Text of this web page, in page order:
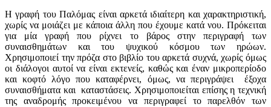
Η γραφή του Παλόμας είναι αρκετά ιδιαίτερη και χαρακτηριστική,
χωρίς να μοιάζει με κάποια άλλη που έχουμε κατά νου. Πρόκειται
για μία γραφή που ρίχνει το βάρος στην περιγραφή των
συναισθημάτων και του ψυχικού κόσμου των ηρώων.
Χρησιμοποιεί την πρόζα στο βιβλίο του αρκετά συχνά, χωρίς όμως
οι διάλογοι αυτοί να είναι εκτενείς, καθώς και έναν μικροπερίοδο
και κοφτό λόγο που καταφέρνει, όμως, να περιγράψει έξοχα
συναισθήματα και καταστάσεις. Χρησιμοποιείται επίσης η τεχνική
της αναδρομής προκειμένου να περιγραφεί το παρελθόν των